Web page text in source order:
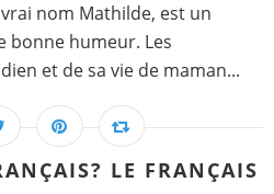
nom Mathilde, est un
bonne humeur. Les
et de sa vie de maman...
LE FRANÇAIS